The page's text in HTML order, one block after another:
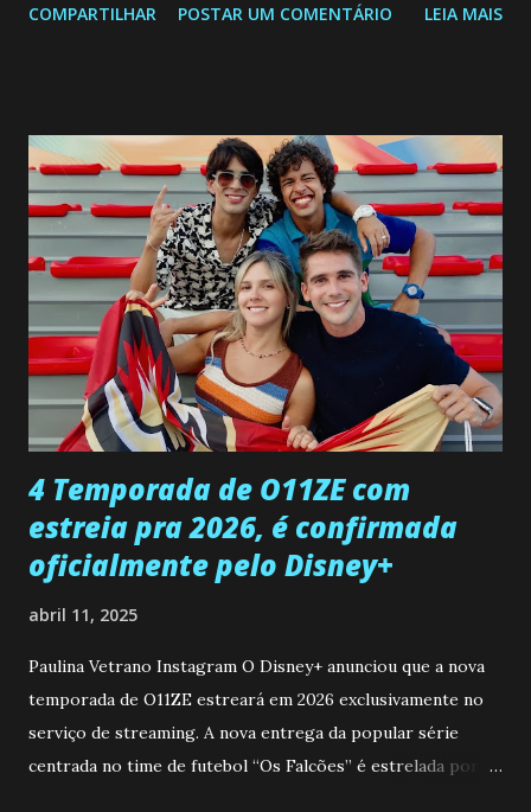
a Programação Semanal do SBT de 08/06/26 a 14/06/26
confessa a Gabriel que ele demonstrou ser o tipo de
pessoa que ela tanto desejou durante toda a vida. Camila
entra no quarto de Gabriel e imagina como seria o
encontro deles, quando conseguir seduzi-lo. Manuel avisa a
Paula sobre a suposta infidelidade de Gabriel com Joana.
Rogerio consegue se livrar de todas as suspeitas pelo
desaparecimento de Francisco, apontando que ele poderia
ter sido vítima da fúria de Gabriel. Artur informa a Gabriel
que a clínica inseminou por engano outra paciente, que está
...
COMPARTILHAR POSTAR UM COMENTÁRIO LEIA MAIS
4 Temporada de O11ZE com
estreia pra 2026, é confirmada
oficialmente pelo Disney+
abril 11, 2025
Paulina Vetrano Instagram O Disney+ anunciou que a nova
temporada de O11ZE estreará em 2026 exclusivamente no
serviço de streaming. A nova entrega da popular série
centrada no time de futebol “Os Falcões” é estrelada por